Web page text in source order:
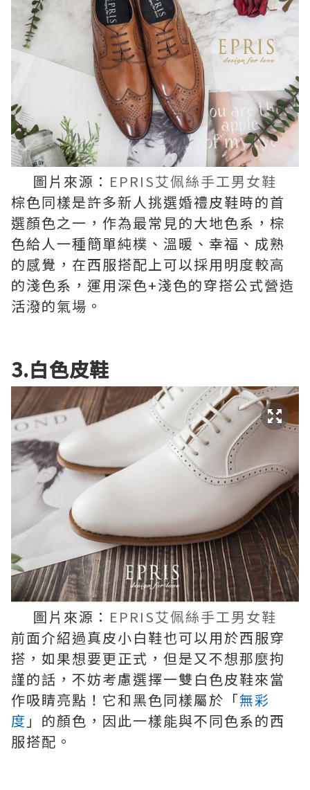
圖片來源： EPRIS艾佩絲手工男女鞋
棕色同樣是許多新人挑選婚禮皮鞋時的首
選顏色之一，作為最常見的大地色系，棕
色給人一種簡單純樸、溫暖、幸福、成熟
的感覺，在西服搭配上可以採用明度較高
的淺色系，運用深色+淺色的穿搭公式營造
活潑的氣場。
3.白色皮鞋
圖片來源： EPRIS艾佩絲手工男女鞋
前面介紹過真皮小白鞋也可以用於西服穿
搭，如果想要更正式，但是又不想那麼拘
謹的話，不妨考慮選擇一雙白色皮鞋來當
作吸睛亮點！它和黑色同樣屬於「無彩
度 」的顏色，因此一樣能與不同色系的西
服搭配。